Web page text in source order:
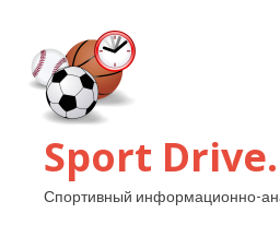
Sport Drive.
Спортивный информационно-